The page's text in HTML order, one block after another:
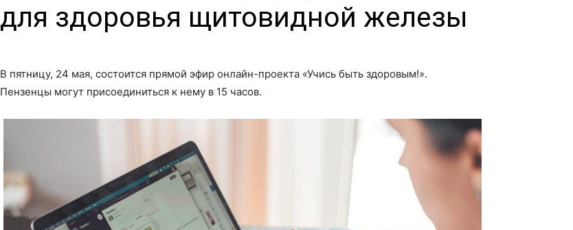
для здоровья щитовидной железы
В пятницу, 24 мая, состоится прямой эфир онлайн-проекта «Учись быть здоровым!».
Пензенцы могут присоединиться к нему в 15 часов.